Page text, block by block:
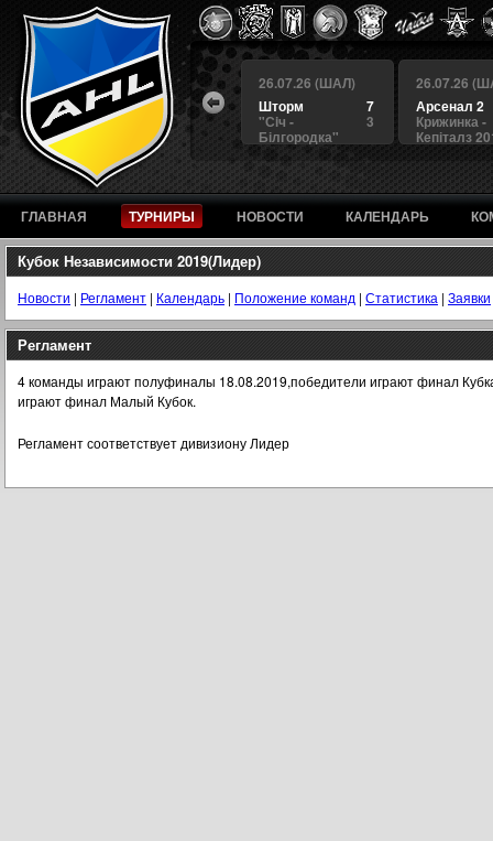
4
4
26.07.26 (ШАЛ)
3
БЕРКУТ
1
Альянс
26.07.26 (ШАЛ)
7
Шторм
3
"Сiч -
Білгородка"
26.07.26
Арсенал 2
Крижинка -
Кепіталз
ГЛАВНАЯ ТУРНИРЫ НОВОСТИ КАЛЕНДАРЬ
Кубок Независимости 2019(Лидер)
Новости | Регламент | Календарь | Положение команд | Статистика | Заявки
Регламент
4 команды играют полуфиналы 18.08.2019,победители играют финал
играют финал Малый Кубок.
Регламент соответствует дивизиону Лидер